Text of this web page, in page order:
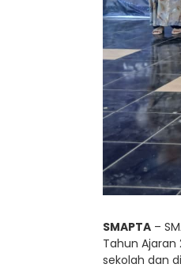
SMAPTA –
Tahun
sekolah dan